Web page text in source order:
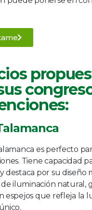
es perfecto
Tiene capacidad
destaca por su diseño
iluminación natural,
espejos que refleja la